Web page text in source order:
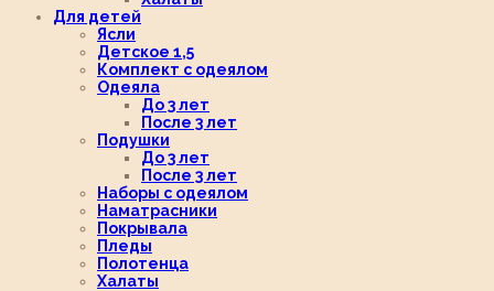
Для детей
Ясли
Детское 1,5
Комплект с одеялом
Одеяла
До 3 лет
После 3 лет
Подушки
До 3 лет
После 3 лет
Наборы с одеялом
Наматрасники
Покрывала
Пледы
Полотенца
Халаты